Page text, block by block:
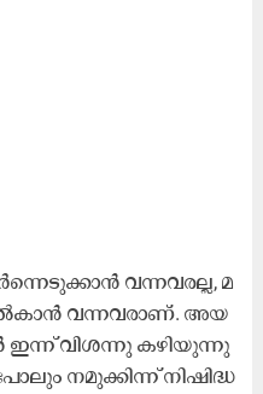
വ​ന്ന​വ​ര​ല്ല, മ​
ന​ല്‍കാ​ന്‍ വ​ന്ന​വ​രാ​ണ്. അ​യ​
വി​ശ​ന്നു ക​ഴി​യു​ന്നു​
ന​മു​ക്കി​ന്ന് നി​ഷി​ദ്ധ​